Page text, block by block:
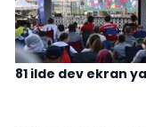
81 ilde dev ekran